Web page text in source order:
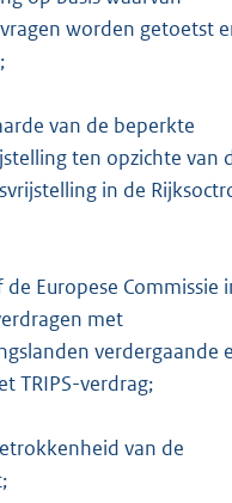
worden getoetst
van de beperkte
ten opzichte van
in de
de Europese Commissie
met
verdergaande
TRIPS-verdrag;
van de